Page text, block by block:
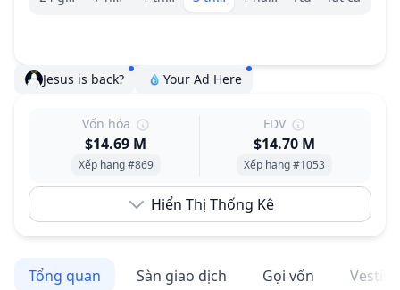
Jesus is back? Your Ad Here
Vốn hóa
$14.69 M
Xếp hạng #869
FDV
$14.70 M
Xếp hạng #1053
Hiển Thị Thống Kê
Tổng quan Sàn giao dịch Gọi vốn Vesting